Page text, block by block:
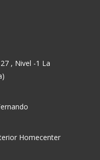
, Nivel -1 La
Homecenter